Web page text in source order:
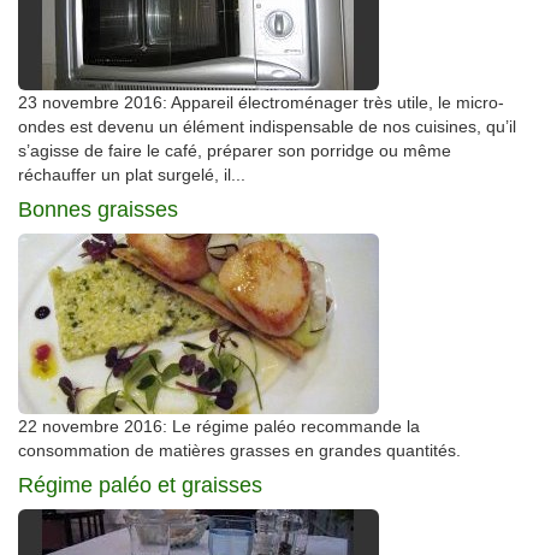
23 novembre 2016: Appareil électroménager très utile, le micro-
ondes est devenu un élément indispensable de nos cuisines, qu’il
s’agisse de faire le café, préparer son porridge ou même
réchauffer un plat surgelé, il...
Bonnes graisses
22 novembre 2016: Le régime paléo recommande la
consommation de matières grasses en grandes quantités.
Régime paléo et graisses